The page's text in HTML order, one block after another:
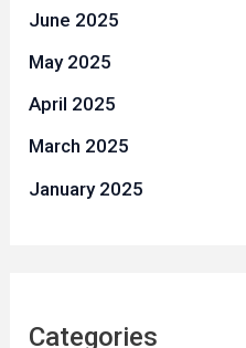
June 2025
May 2025
April 2025
March 2025
January 2025
Categories